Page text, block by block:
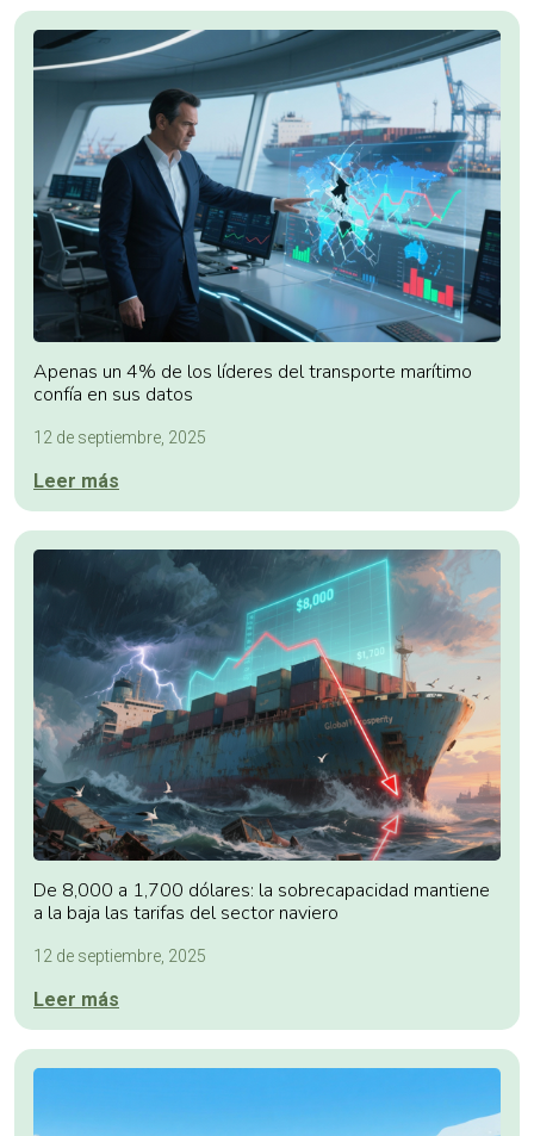
Apenas un 4% de los líderes del transporte marítimo
confía en sus datos
12 de septiembre, 2025
Leer más
De 8,000 a 1,700 dólares: la sobrecapacidad mantiene
a la baja las tarifas del sector naviero
12 de septiembre, 2025
Leer más